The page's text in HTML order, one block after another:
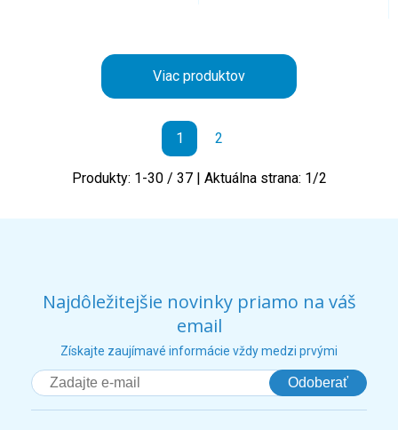
Viac produktov
1 2
Produkty: 1-30/ 37| Aktuálna strana: 1/2
Najdôležitejšie novinky priamo na váš
email
Získajte zaujímavé informácie vždy medzi prvými
Odoberať